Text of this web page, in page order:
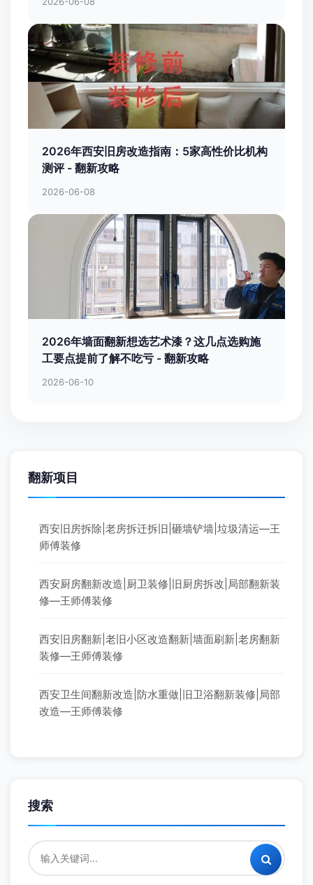
2026年西安旧房改造指南：5家高性价比机构
测评 - 翻新攻略
2026-06-08
2026年墙面翻新想选艺术漆？这几点选购施
工要点提前了解不吃亏 - 翻新攻略
2026-06-10
翻新项目
西安旧房拆除|老房拆迁拆旧|砸墙铲墙|垃圾清运—王
师傅装修
西安厨房翻新改造|厨卫装修|旧厨房拆改|局部翻新装
修—王师傅装修
西安旧房翻新|老旧小区改造翻新|墙面刷新|老房翻新
装修—王师傅装修
西安卫生间翻新改造|防水重做|旧卫浴翻新装修|局部
改造—王师傅装修
搜索